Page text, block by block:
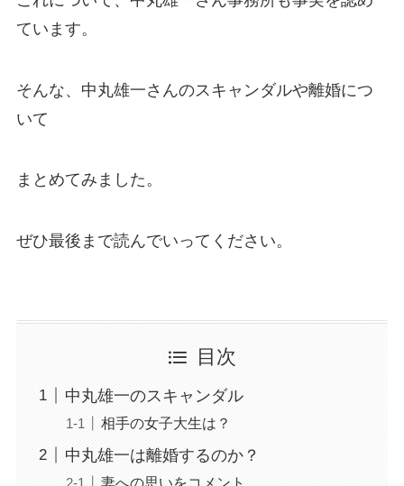
ています。
そんな、中丸雄一さんのスキャンダルや離婚につ
いて
まとめてみました。
ぜひ最後まで読んでいってください。
目次
中丸雄一のスキャンダル
相手の女子大生は？
中丸雄一は離婚するのか？
妻への思いをコメント